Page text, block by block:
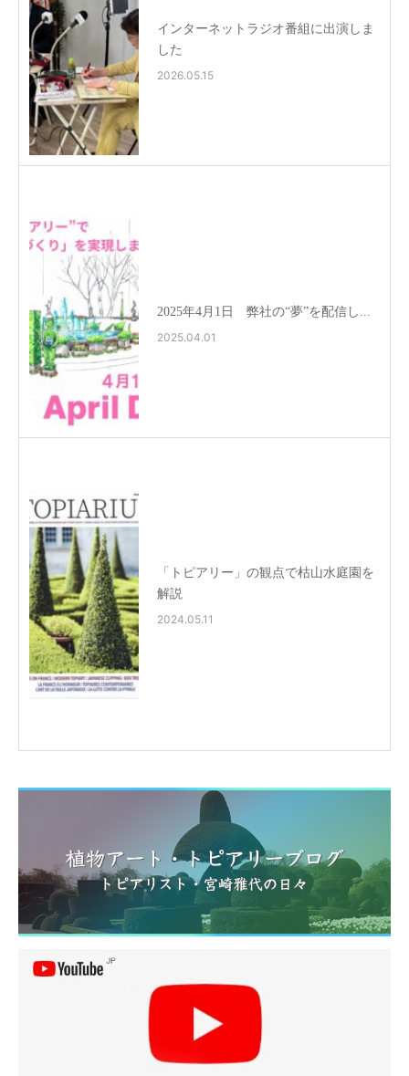
インターネットラジオ番組に出演しま
した
2026.05.15
2025年4月1日 弊社の“夢”を配信し...
2025.04.01
「トピアリー」の観点で枯山水庭園を
解説
2024.05.11